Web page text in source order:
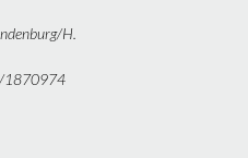
H.
1870974